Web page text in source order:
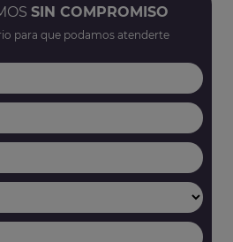
SIN COMPROMISO
para que podamos atenderte